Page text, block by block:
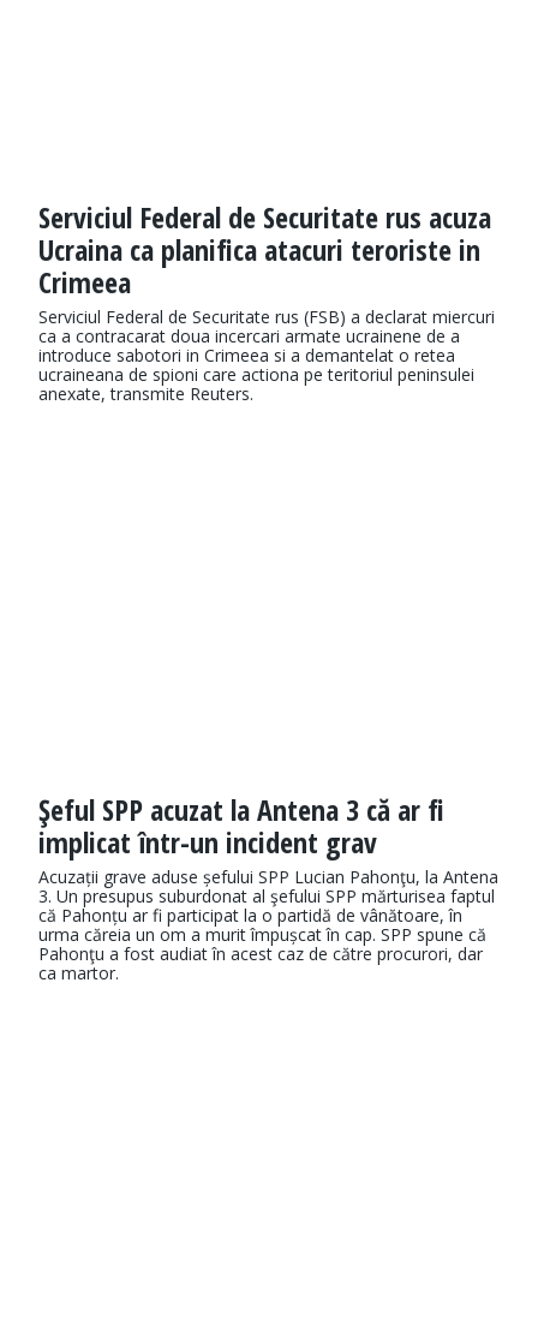
Serviciul Federal de Securitate rus acuza
Ucraina ca planifica atacuri teroriste in
Crimeea
Serviciul Federal de Securitate rus (FSB) a declarat miercuri
ca a contracarat doua incercari armate ucrainene de a
introduce sabotori in Crimeea si a demantelat o retea
ucraineana de spioni care actiona pe teritoriul peninsulei
anexate, transmite Reuters.
Şeful SPP acuzat la Antena 3 că ar fi
implicat într-un incident grav
Acuzații grave aduse șefului SPP Lucian Pahonţu, la Antena
3. Un presupus suburdonat al şefului SPP mărturisea faptul
că Pahonțu ar fi participat la o partidă de vânătoare, în
urma căreia un om a murit împușcat în cap. SPP spune că
Pahonţu a fost audiat în acest caz de către procurori, dar
ca martor.